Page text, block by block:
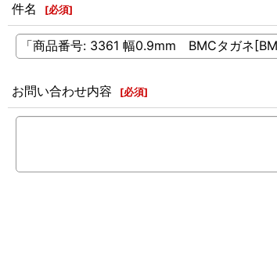
件名 [必須]
お問い合わせ内容 [必須]